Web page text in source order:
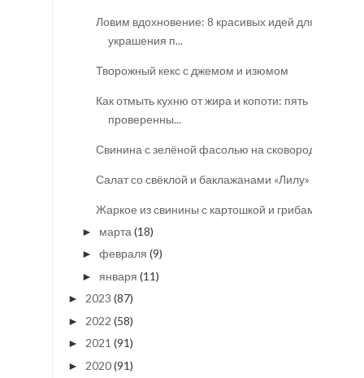
Ловим вдохновение: 8 красивых идей для
украшения п...
Творожный кекс с джемом и изюмом
Как отмыть кухню от жира и копоти: пять
проверенны...
Свинина с зелёной фасолью на сковороде
Салат со свёклой и баклажанами «Лилу»
Жаркое из свинины с картошкой и грибами
► марта (18)
► февраля (9)
► января (11)
► 2023 (87)
► 2022 (58)
► 2021 (91)
► 2020(91)